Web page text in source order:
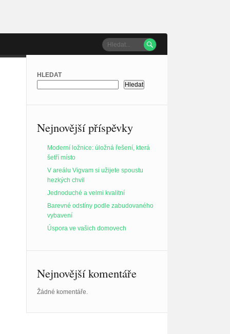

HLEDAT
Hledat
Nejnovější příspěvky
Moderní ložnice: úložná řešení, která
šetří místo
V areálu Vigvam si užijete spoustu
hezkých chvil
Jednoduché a velmi kvalitní
Barevné odstíny podle zabudovaného
vybavení
Úspora ve vašich domovech
Nejnovější komentáře
Žádné komentáře.